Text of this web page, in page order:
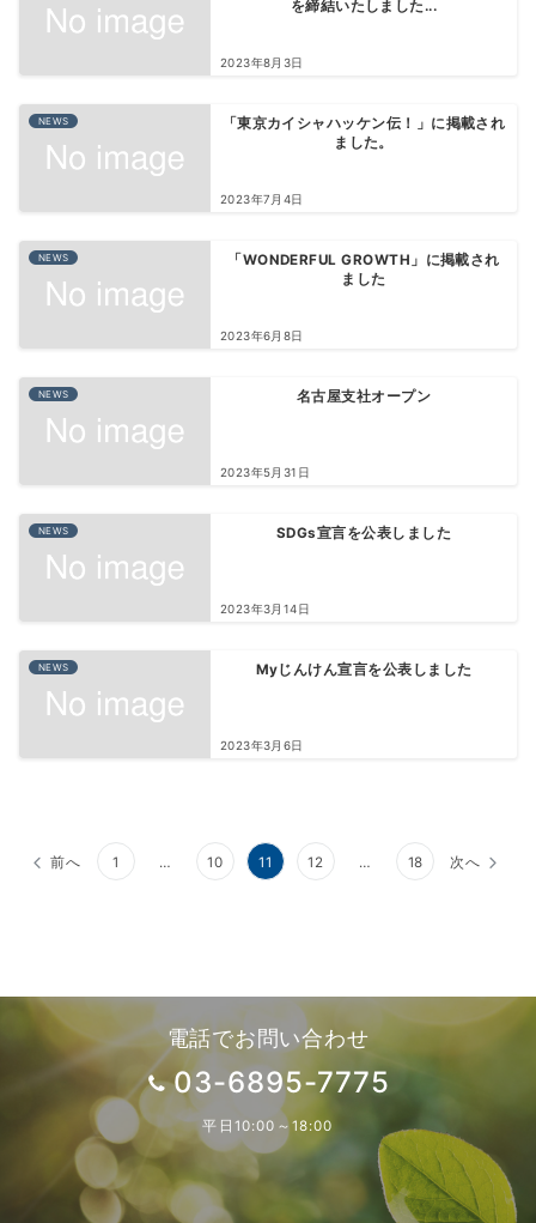
を締結いたしました...
2023年8月3日
NEWS
「東京カイシャハッケン伝！」に掲載され
ました。
2023年7月4日
NEWS
「WONDERFUL GROWTH」に掲載され
ました
2023年6月8日
NEWS 名古屋支社オープン
2023年5月31日
NEWS SDGs宣言を公表しました
2023年3月14日
NEWS Myじんけん宣言を公表しました
2023年3月6日
投
ー
前へ 1 … 10 11 12 … 18 次へ
電話でお問い合わせ
03-6895-7775
平日10:00～18:00